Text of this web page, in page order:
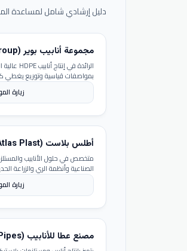
دليل إرشادي شامل لمساعدة
مجموعة أنابيب بوير (Bwer Pipes Group)
بمواصفات قياسية وتوزيع يغطي
زيارة
أطلس بلاست (Atlas Plast)
متخصص في حلول الأنابيب
الصناعية وأنظمة الري والزراعة
زيارة
مصنع عطا للأنابيب (Ata Pipes)